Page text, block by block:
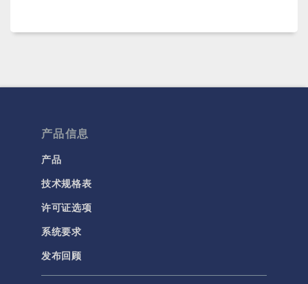
产品信息
产品
技术规格表
许可证选项
系统要求
发布回顾